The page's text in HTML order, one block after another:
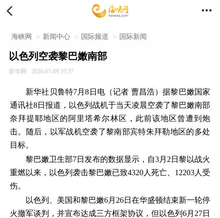
 
海峡网 > 新闻中心 > 国际频道 > 国际新闻
以色列空袭黎巴嫩南部
新华网 2026-07-09 10:37
新华社贝鲁特7月8日电（记者 曹昌浩）据黎巴嫩国家
通讯社8日报道，以色列战机于当天凌晨空袭了黎巴嫩南部
奈拜提耶地区的阿里塔希尔林区，此前该地区曾遭到炮
击。随后，以军战机空袭了黎南部宾特朱拜勒地区的多处
目标。
黎巴嫩卫生部7日发布的数据显示，自3月2日黎以战火
重燃以来，以色列袭击黎巴嫩已致4320人死亡、12203人受
伤。
以色列、美国和黎巴嫩6月26日在华盛顿结束新一轮停
火撤军谈判，并宣布达成三方框架协议，但以色列6月27日